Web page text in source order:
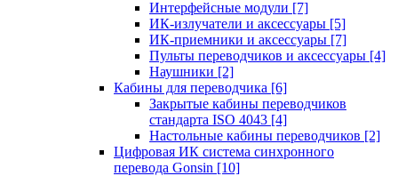
Интерфейсные модули [7]
ИК-излучатели и аксессуары [5]
ИК-приемники и аксессуары [7]
Пульты переводчиков и аксессуары [4]
Наушники [2]
Кабины для переводчика [6]
Закрытые кабины переводчиков
стандарта ISO 4043 [4]
Настольные кабины переводчиков [2]
Цифровая ИК система синхронного
перевода Gonsin [10]